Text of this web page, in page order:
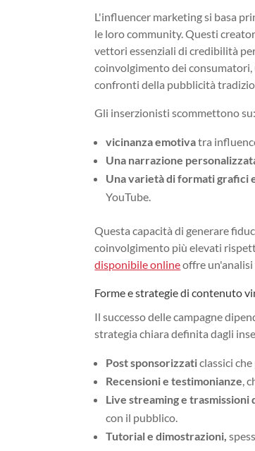
L'influencer marketing si basa
le loro community. Questi
vettori essenziali di credibilità
coinvolgimento dei
confronti della pubblicità
Gli inserzionisti scommettono su:
vicinanza emotivatra
Una narrazione
Una varietà di formati grafici
YouTube.
Questa capacità di generare
coinvolgimento più elevati
disponibile onlineoffre
Forme e strategie di contenuto
Il successo delle campagne
strategia chiara definita dagli
Post sponsorizzaticlassici
Recensioni e testimonianze,
Live streaming e trasmissioni
con il pubblico.
Tutorial e dimostrazioni,